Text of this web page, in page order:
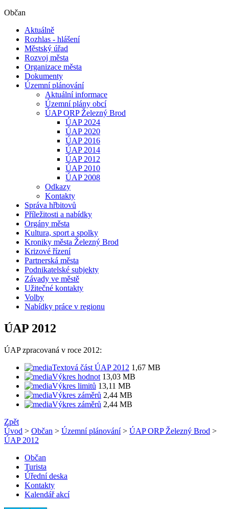
Občan
Aktuálně
Rozhlas - hlášení
Městský úřad
Rozvoj města
Organizace města
Dokumenty
Územní plánování
Aktuální informace
Územní plány obcí
ÚAP ORP Železný Brod
ÚAP 2024
ÚAP 2020
ÚAP 2016
ÚAP 2014
ÚAP 2012
ÚAP 2010
ÚAP 2008
Odkazy
Kontakty
Správa hřbitovů
Příležitosti a nabídky
Orgány města
Kultura, sport a spolky
Kroniky města Železný Brod
Krizové řízení
Partnerská města
Podnikatelské subjekty
Závady ve městě
Užitečné kontakty
Volby
Nabídky práce v regionu
ÚAP 2012
ÚAP zpracovaná v roce 2012:
Textová část ÚAP 2012 1,67 MB
Výkres hodnot 13,03 MB
Výkres limitů 13,11 MB
Výkres záměrů 2,44 MB
Výkres záměrů 2,44 MB
Zpět
Úvod > Občan > Územní plánování> ÚAP ORP Železný Brod >
ÚAP 2012
Občan
Turista
Úřední deska
Kontakty
Kalendář akcí